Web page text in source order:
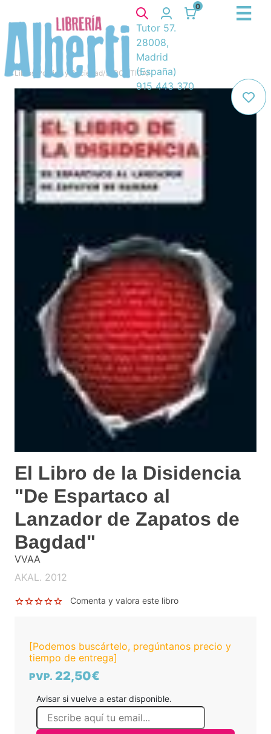
0
Tutor 57.
28008,
Madrid
(España)
915 443 370
Libros Política y Sociedad/3. POLITICA/
El Libro de la Disidencia
"De Espartaco al
Lanzador de Zapatos de
Bagdad"
VVAA
AKAL. 2012
Comenta y valora este libro
[Podemos buscártelo, pregúntanos precio y
tiempo de entrega]
PVP. 22,50€
Avisar si vuelve a estar disponible.